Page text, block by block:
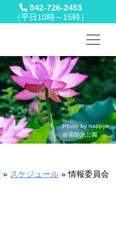
042-726-2453
（平日10時～16時）
Photo by nappye
@薬師池公園
» スケジュール »情報委員会